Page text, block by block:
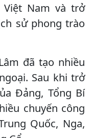
Nam và trở
sử phong trào
đã tạo nhiều
Sau khi trở
Đảng, Tổng Bí
chuyến công
Quốc, Nga,